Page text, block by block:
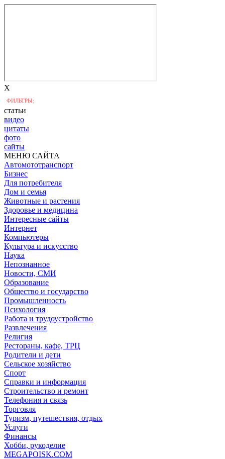
X
ФИЛЬТРЫ:
статьи
видео
цитаты
фото
сайты
МЕНЮ САЙТА
Автомототранспорт
Бизнес
Для потребителя
Дом и семья
Животные и растения
Здоровье и медицина
Интересные сайты
Интернет
Компьютеры
Культура и искусство
Наука
Непознанное
Новости, СМИ
Образование
Общество и государство
Промышленность
Психология
Работа и трудоустройство
Развлечения
Религия
Рестораны, кафе, ТРЦ
Родители и дети
Сельское хозяйство
Спорт
Справки и информация
Строительство и ремонт
Телефония и связь
Торговля
Туризм, путешествия, отдых
Услуги
Финансы
Хобби, рукоделие
MEGAPOISK.COM